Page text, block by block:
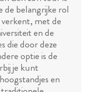
de belangrijke rol
verkent, met de
en de
die door deze
optie is de
je kunt
en